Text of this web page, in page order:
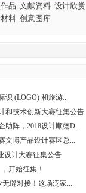
品 文献资料 设计欣赏
料 创意图库
识 (LOGO) 和旅游...
和技术创新大赛征集公告
助阵，2018设计顺德D...
文博产品设计赛区总...
设计大赛征集公告
开始征集！
缝对接！这场泛家...